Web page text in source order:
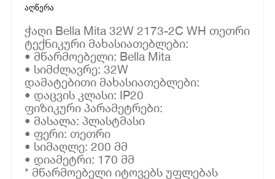
აღწერა
ჭაღი Bella Mita 32W 2173-2C WH თეთრი
ტექნიკური მახასიათებლები:
• მწარმოებელი: Bella Mita
• სიმძლავრე: 32W
დამატებითი მახასიათებლები:
• დაცვის კლასი: IP20
ფიზიკური პარამეტრები:
• მასალა: პლასტმასი
• ფერი: თეთრი
• სიმაღლე: 200 მმ
• დიამეტრი: 170 მმ
* მწარმოებელი იტოვებს უფლებას